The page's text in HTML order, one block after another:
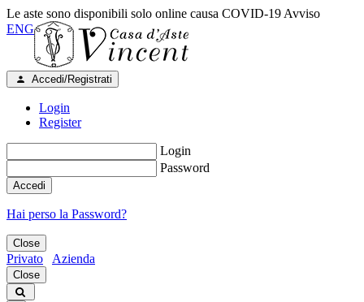
Le aste sono disponibili solo online causa COVID-19 Avviso
ENG
Accedi/Registrati
Login
Register
Login
Password
Accedi
Hai perso la Password?
Close
Privato Azienda
Close